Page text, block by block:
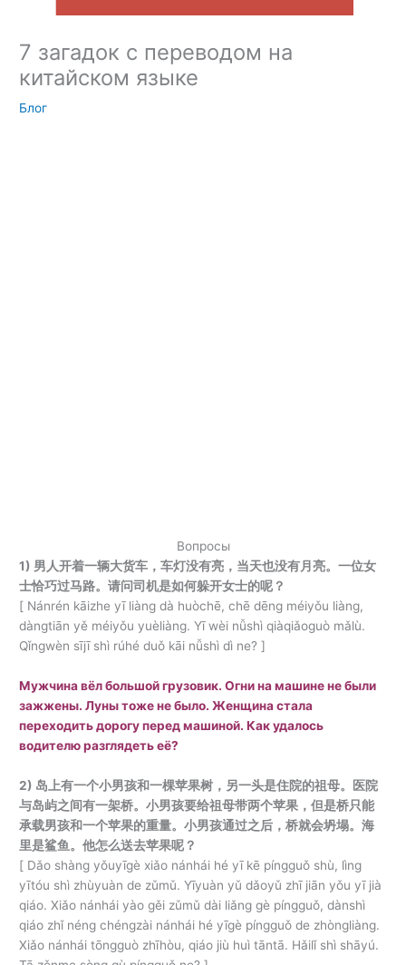
7 загадок с переводом на
китайском языке
Блог
Вопросы
1) 男人开着一辆大货车，车灯没有亮，当天也没有月亮。一位女
士恰巧过马路。请问司机是如何躲开女士的呢？
[ Nánrén kāizhe yī liàng dà huòchē, chē dēng méiyǒu liàng,
dàngtiān yě méiyǒu yuèliàng. Yī wèi nǚshì qiàqiǎoguò mǎlù.
Qǐngwèn sījī shì rúhé duǒ kāi nǚshì dì ne? ]
Мужчина вёл большой грузовик. Огни на машине не были
зажжены. Луны тоже не было. Женщина стала
переходить дорогу перед машиной. Как удалось
водителю разглядеть её?
2) 岛上有一个小男孩和一棵苹果树，另一头是住院的祖母。医院
与岛屿之间有一架桥。小男孩要给祖母带两个苹果，但是桥只能
承载男孩和一个苹果的重量。小男孩通过之后，桥就会坍塌。海
里是鲨鱼。他怎么送去苹果呢？
[ Dǎo shàng yǒuyīgè xiǎo nánhái hé yī kē píngguǒ shù, lìng
yītóu shì zhùyuàn de zǔmǔ. Yīyuàn yǔ dǎoyǔ zhī jiān yǒu yī jià
qiáo. Xiǎo nánhái yào gěi zǔmǔ dài liǎng gè píngguǒ, dànshì
qiáo zhǐ néng chéngzài nánhái hé yīgè píngguǒ de zhòngliàng.
Xiǎo nánhái tōngguò zhīhòu, qiáo jiù huì tāntā. Hǎilǐ shì shāyú.